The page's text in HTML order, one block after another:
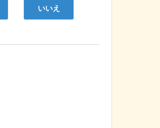
いいえ